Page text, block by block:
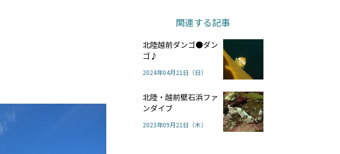
関連する記事
北陸越前ダンゴ●ダン
ゴ♪
2024年04月21日（日）
北陸・越前壁石浜ファ
ンダイブ
2023年09月21日（木）